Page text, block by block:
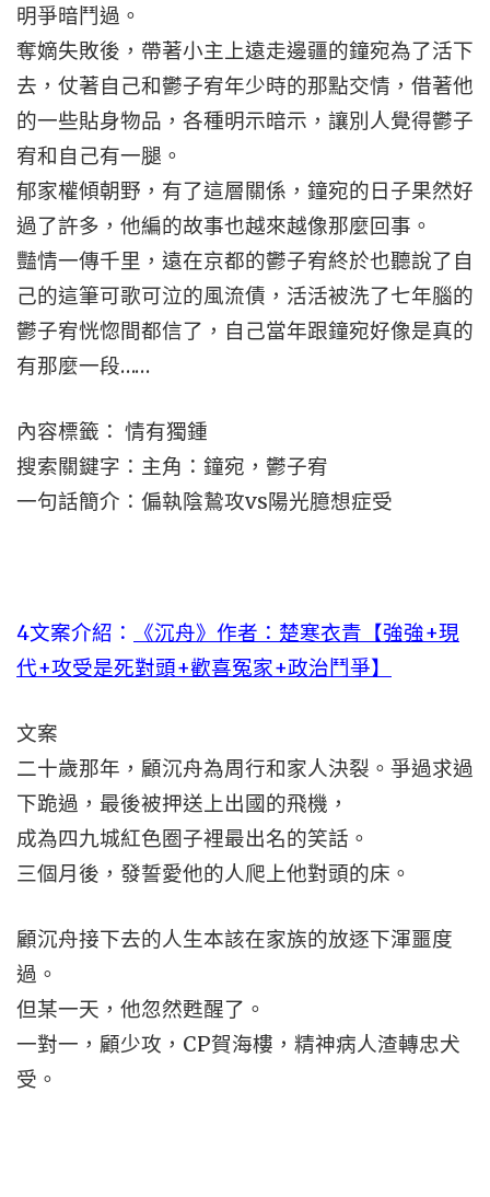
明爭暗鬥過。
奪嫡失敗後，帶著小主上遠走邊疆的鐘宛為了活下
去，仗著自己和鬱子宥年少時的那點交情，借著他
的一些貼身物品，各種明示暗示，讓別人覺得鬱子
宥和自己有一腿。
郁家權傾朝野，有了這層關係，鐘宛的日子果然好
過了許多，他編的故事也越來越像那麼回事。
豔情一傳千里，遠在京都的鬱子宥終於也聽說了自
己的這筆可歌可泣的風流債，活活被洗了七年腦的
鬱子宥恍惚間都信了，自己當年跟鐘宛好像是真的
有那麼一段……
內容標籤： 情有獨鍾
搜索關鍵字：主角：鐘宛，鬱子宥
一句話簡介：偏執陰鷙攻vs陽光臆想症受
4文案介紹：
《沉舟》作者：楚寒衣青【強強+現
代+攻受是死對頭+歡喜冤家+政治鬥爭】
文案
二十歲那年，顧沉舟為周行和家人決裂。爭過求過
下跪過，最後被押送上出國的飛機，
成為四九城紅色圈子裡最出名的笑話。
三個月後，發誓愛他的人爬上他對頭的床。
顧沉舟接下去的人生本該在家族的放逐下渾噩度
過。
但某一天，他忽然甦醒了。
一對一，顧少攻，CP賀海樓，精神病人渣轉忠犬
受。